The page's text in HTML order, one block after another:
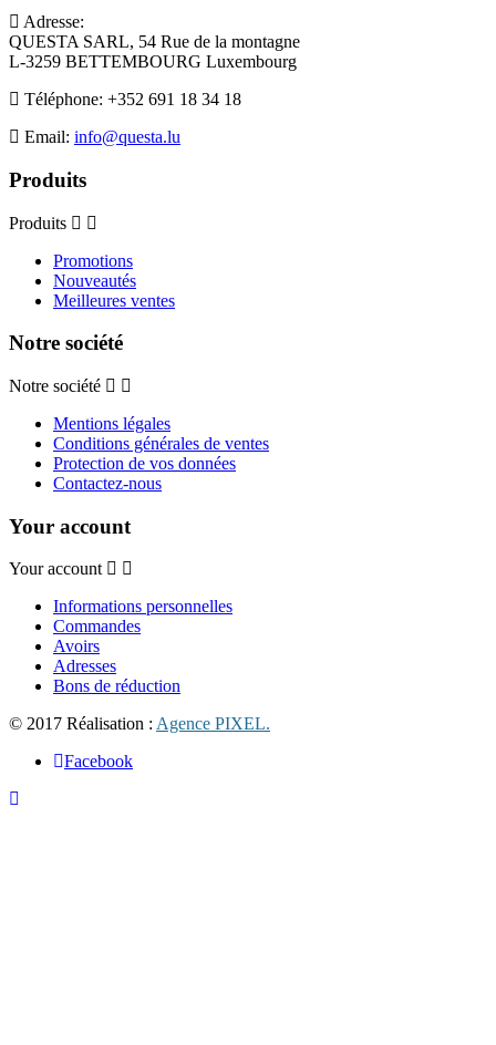
Adresse:
QUESTA SARL, 54 Rue de la montagne
L-3259 BETTEMBOURG Luxembourg
Téléphone: +352 691 18 34 18
Email: info@questa.lu
Produits
Produits
Promotions
Nouveautés
Meilleures ventes
Notre société
Notre société
Mentions légales
Conditions générales de ventes
Protection de vos données
Contactez-nous
Your account
Your account
Informations personnelles
Commandes
Avoirs
Adresses
Bons de réduction
© 2017 Réalisation : Agence PIXEL.
Facebook